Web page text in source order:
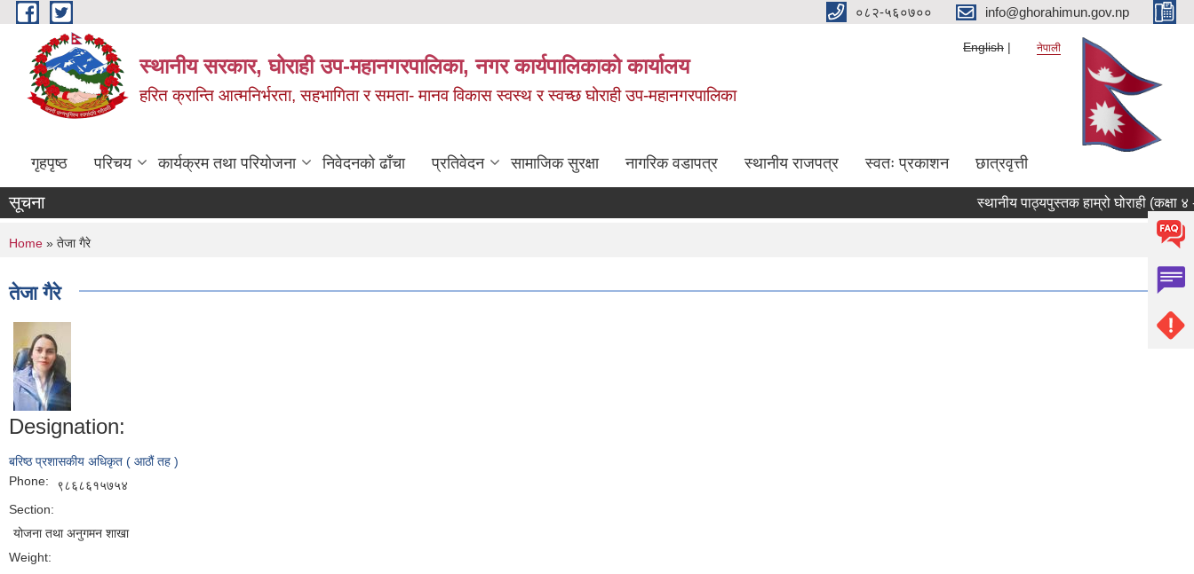
Skip to main content ०८२-५६०७०० info@ghorahimun.gov.np
स्थानीय सरकार, घोराही उप-महानगरपालिका, नगर कार्यपालिकाको कार्यालय
हरित क्रान्ति आत्मनिर्भरता, सहभागिता र समता- मानव विकास स्वस्थ र स्वच्छ घोराही उप-महानगरपालिका
English नेपाली
गृहपृष्ठ परिचय कार्यक्रम तथा परियोजना निवेदनको ढाँचा प्रतिवेदन सामाजिक सुरक्षा नागरिक वडापत्र स्थानीय राजपत्र स्वतः प्रकाशन छात्रवृत्ती
सूचना स्थानीय पाठ्यपुस्तक हाम्रो घोराही (कक्षा ४
You are here
Home » तेजा गैरे
तेजा गैरे
Designation:
बरिष्ठ प्रशासकीय अधिकृत ( आठौं तह )
Phone:
९८६८६१५७५४
Section:
योजना तथा अनुगमन शाखा
Weight: